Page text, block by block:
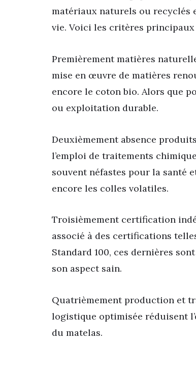
matériaux naturels ou recyclés
vie. Voici les critères
Premièrement matières
mise en œuvre de matières
encore le coton bio. Alors que
ou exploitation durable.
Deuxièmement absence
l’emploi de traitements
souvent néfastes pour la santé
encore les colles volatiles.
Troisièmement certification
associé à des certifications
Standard 100, ces dernières
son aspect sain.
Quatrièmement production et
logistique optimisée réduisent
du matelas.